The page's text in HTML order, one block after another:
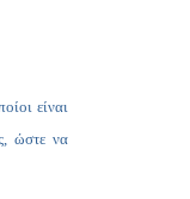
είναι
ώστε να